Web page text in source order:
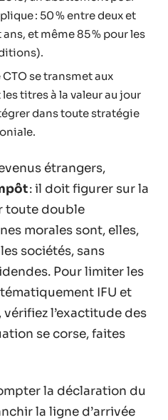
: 50 % entre deux et
et même 85 % pour les
se transmet aux
titres à la valeur au jour
dans toute stratégie
étrangers,
: il doit figurer sur la
toute double
morales sont, elles,
sociétés, sans
Pour limiter les
IFU et
l’exactitude des
se corse, faites
la déclaration du
la ligne d’arrivée